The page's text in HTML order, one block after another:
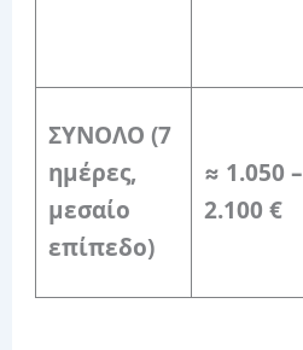
ΣΥΝΟΛΟ (7
ημέρες,
μεσαίο
επίπεδο)
≈ 1.050 –
2.100 €